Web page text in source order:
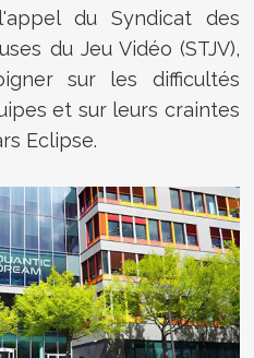
du Syndicat des
du Jeu Vidéo (STJV),
sur les difficultés
et sur leurs craintes
Eclipse.